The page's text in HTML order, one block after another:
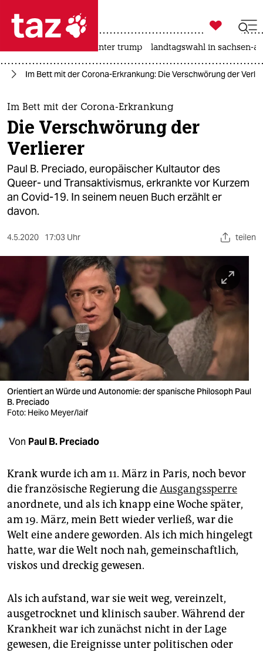
 taz zahl ich
taz zahl ich
themen
politik
öko
gesellschaft
kultur
sport
nord
wahrheit
verlag
veranstaltungen
shop
fragen & hilfe
abo
genossenschaft
epaper login

taz zahl ich
usa unter trump landtagswahl in sachsen-
Im Bett mit der Corona-Erkrankung: Die Verschwörung der
Im Bett mit der Corona-Erkrankung
Die Verschwörung der
Verlierer
Paul B. Preciado, europäischer Kultautor des
Queer- und Transaktivismus, erkrankte vor Kurzem
an Covid-19. In seinem neuen Buch erzählt er
davon.
4.5.2020 17:03 Uhr teilen
Orientiert an Würde und Autonomie: der spanische Philosoph Paul
B. Preciado
Foto: Heiko Meyer/laif
Von Paul B. Preciado
Krank wurde ich am 11. März in Paris, noch bevor
die französische Regierung dieAusgangssperre
anordnete, und als ich knapp eine Woche später,
am 19. März, mein Bett wieder verließ, war die
Welt eine andere geworden. Als ich mich hingelegt
hatte, war die Welt noch nah, gemeinschaftlich,
viskos und dreckig gewesen.
Als ich aufstand, war sie weit weg, vereinzelt,
ausgetrocknet und klinisch sauber. Während der
Krankheit war ich zunächst nicht in der Lage
gewesen, die Ereignisse unter politischen oder